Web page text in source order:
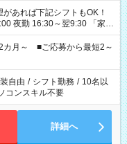
勤 16:30～翌9:30 「家族
て夕飯の準備がしたい」
、ご希望を教えてください
合計で週40時間を超える場
カ月～ ■ご応募から最短2～
自由 / シフト勤務 / 10名以
コンスキル不要
詳細へ